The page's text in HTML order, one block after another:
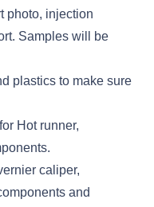
photo, injection
Samples will be
plastics to make sure
Hot runner,
caliper,
and